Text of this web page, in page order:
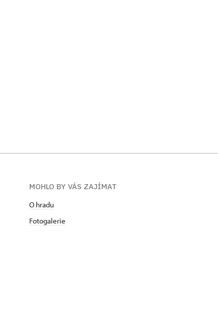
MOHLO BY VÁS ZAJÍMAT
O hradu
Fotogalerie